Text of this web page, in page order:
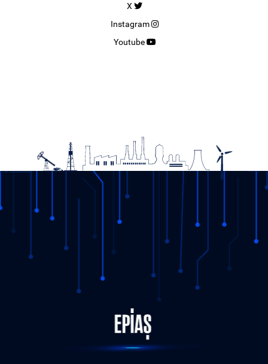
X
Instagram
Youtube